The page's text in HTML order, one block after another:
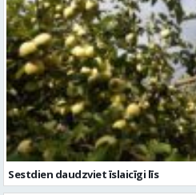
Sestdien daudzviet īslaicīgi līs